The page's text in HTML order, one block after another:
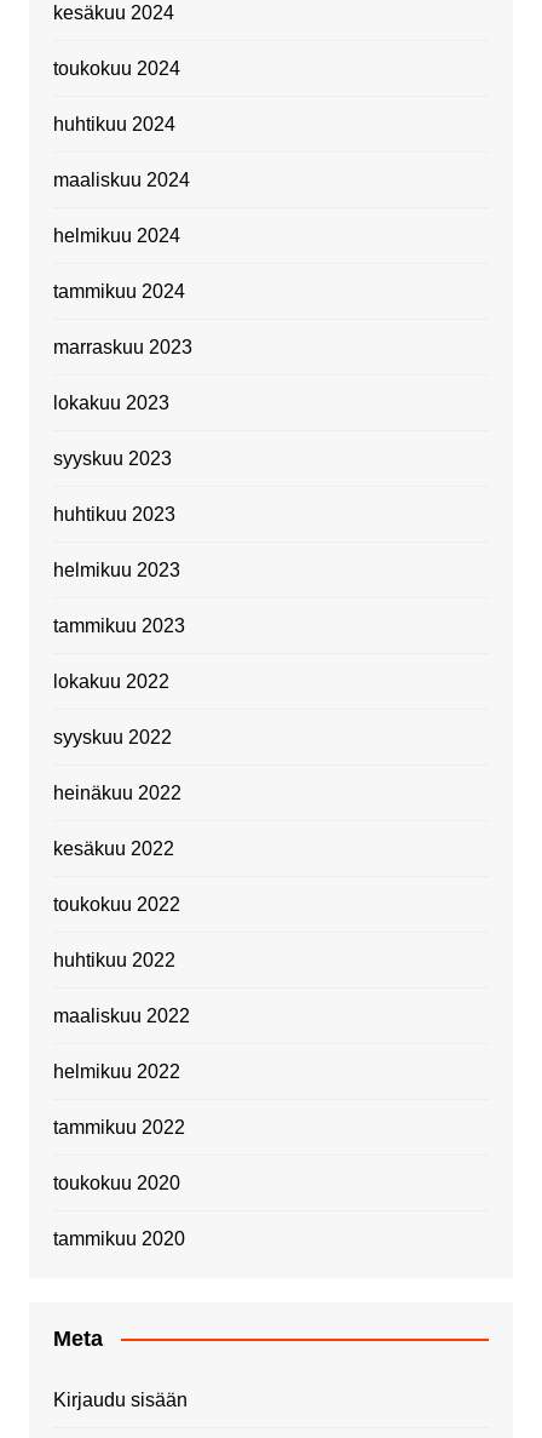
kesäkuu 2024
toukokuu 2024
huhtikuu 2024
maaliskuu 2024
helmikuu 2024
tammikuu 2024
marraskuu 2023
lokakuu 2023
syyskuu 2023
huhtikuu 2023
helmikuu 2023
tammikuu 2023
lokakuu 2022
syyskuu 2022
heinäkuu 2022
kesäkuu 2022
toukokuu 2022
huhtikuu 2022
maaliskuu 2022
helmikuu 2022
tammikuu 2022
toukokuu 2020
tammikuu 2020
Meta
Kirjaudu sisään